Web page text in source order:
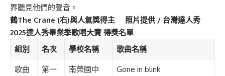
界聽見他們的聲音。
鶴The Crane (右)與人氣獎得主 照片提供 / 台灣達人秀
2025達人秀畢業季歌唱大賽 得獎名單
組別
名次 學校名稱 歌曲名稱
歌曲
第一
南榮國中 Gone in blink